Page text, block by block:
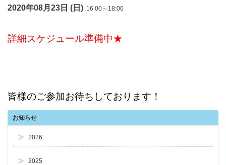
2020年08月23日 (日) 16:00～18:00
詳細スケジュール準備中★
皆様のご参加お待ちしております！
お知らせ
2026
2025